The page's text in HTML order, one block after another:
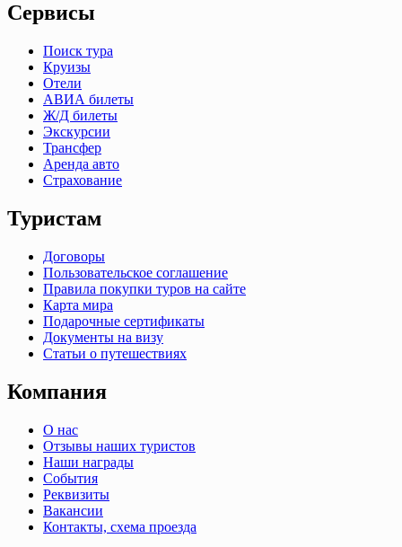
Сервисы
Поиск тура
Круизы
Отели
АВИА билеты
Ж/Д билеты
Экскурсии
Трансфер
Аренда авто
Страхование
Туристам
Договоры
Пользовательское соглашение
Правила покупки туров на сайте
Карта мира
Подарочные сертификаты
Документы на визу
Статьи о путешествиях
Компания
О нас
Отзывы наших туристов
Наши награды
События
Реквизиты
Вакансии
Контакты, схема проезда